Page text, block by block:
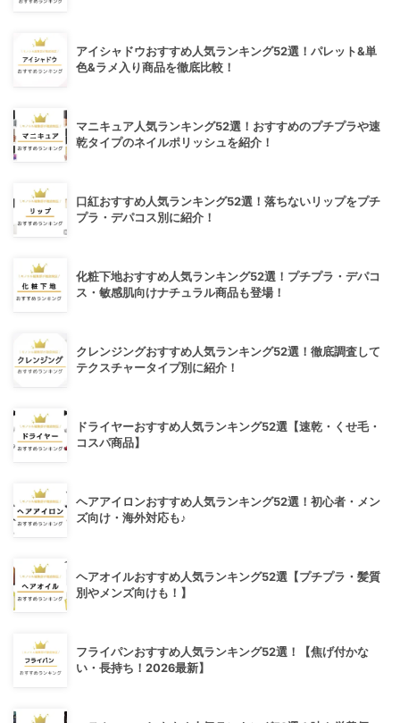
アイシャドウおすすめ人気ランキング52選！パレット&単
色&ラメ入り商品を徹底比較！
マニキュア人気ランキング52選！おすすめのプチプラや速
乾タイプのネイルポリッシュを紹介！
口紅おすすめ人気ランキング52選！落ちないリップをプチ
プラ・デパコス別に紹介！
化粧下地おすすめ人気ランキング52選！プチプラ・デパコ
ス・敏感肌向けナチュラル商品も登場！
クレンジングおすすめ人気ランキング52選！徹底調査して
テクスチャータイプ別に紹介！
ドライヤーおすすめ人気ランキング52選【速乾・くせ毛・
コスパ商品】
ヘアアイロンおすすめ人気ランキング52選！初心者・メン
ズ向け・海外対応も♪
ヘアオイルおすすめ人気ランキング52選【プチプラ・髪質
別やメンズ向けも！】
フライパンおすすめ人気ランキング52選！【焦げ付かな
い・長持ち！2026最新】